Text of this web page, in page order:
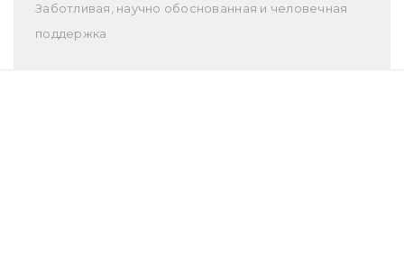
Заботливая, научно обоснованная и человечная
поддержка